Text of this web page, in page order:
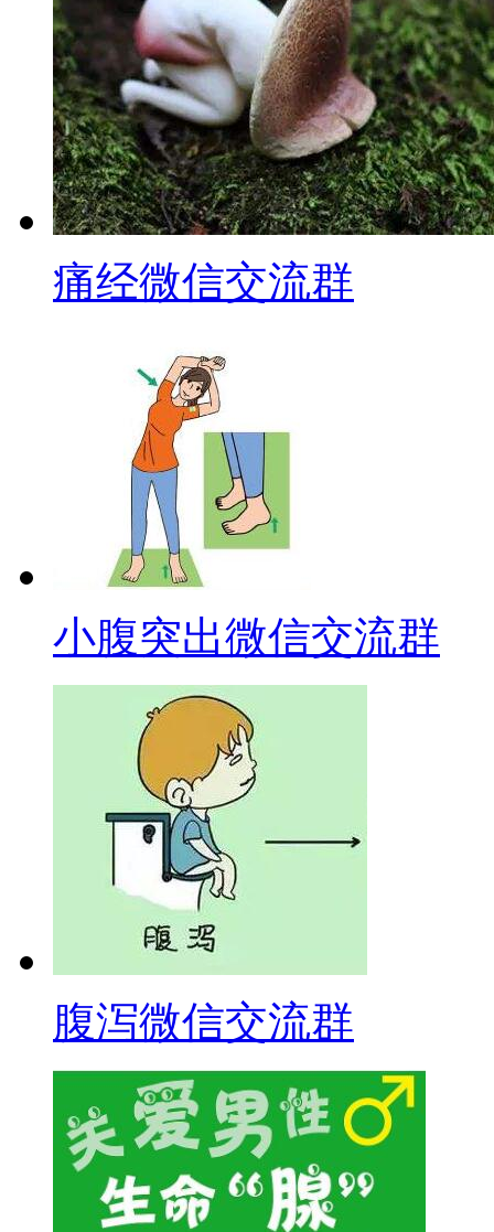
痛经微信交流群
小腹突出微信交流群
腹泻微信交流群